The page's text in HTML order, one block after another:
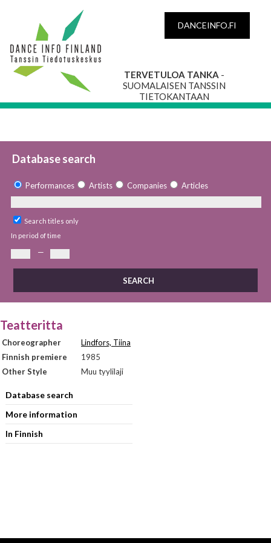
DANCEINFO.FI
TERVETULOA TANKA -
SUOMALAISEN TANSSIN
TIETOKANTAAN
Database search
Performances Artists Companies Articles
Search titles only
In period of time
—
Teatteritta
Choreographer
Lindfors, Tiina
Finnish premiere
1985
Other Style
Muu tyylilaji
Database search
More information
In Finnish